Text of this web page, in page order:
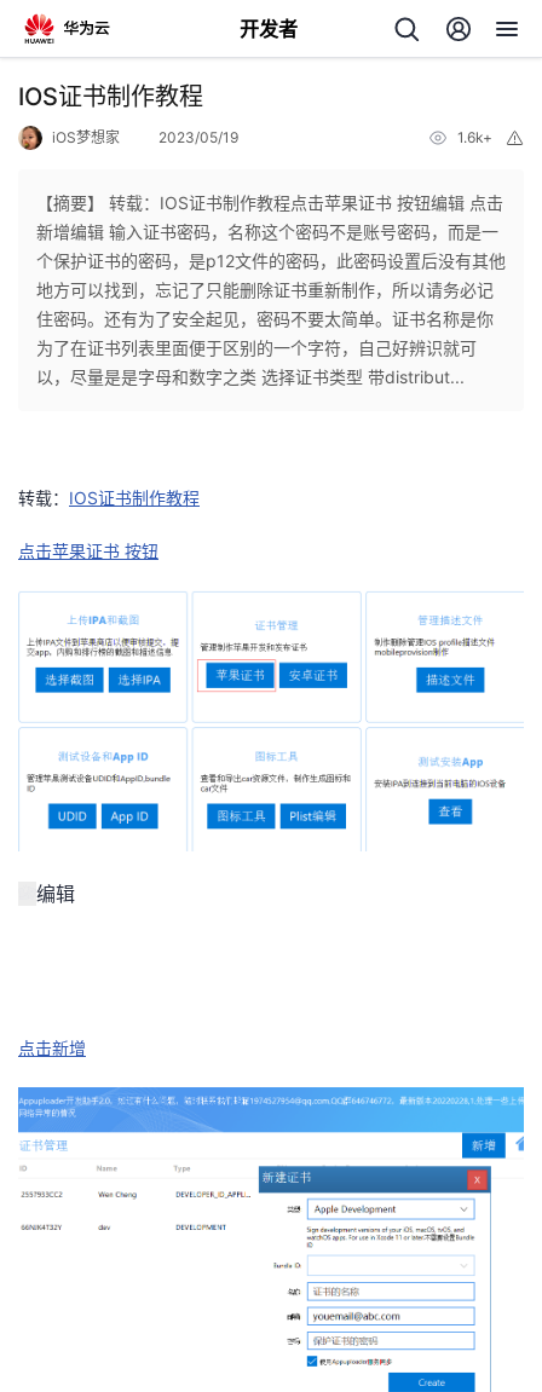
开发者
返
个
人
我
我
博
客
的
论
我
的
我
动
关
注
的
开
者
我
的
Programs
我
支
IOS证书制作教程
iOS梦想家 2023/05/19 1.6k+
【摘要】 ​转载：IOS证书制作教程点击苹果证书 按钮​编辑 点击
新增​编辑 输入证书密码，名称这个密码不是账号密码，而是一
个保护证书的密码，是p12文件的密码，此密码设置后没有其他
地方可以找到，忘记了只能删除证书重新制作，所以请务必记
住密码。还有为了安全起见，密码不要太简单。证书名称是你
为了在证书列表里面便于区别的一个字符，自己好辨识就可
以，尽量是是字母和数字之类 选择证书类型 带distribut...
转载： IOS证书制作教程
点击苹果证书 按钮
编辑
点击新增